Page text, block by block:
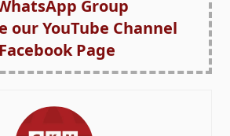
Group
our YouTube Channel
Page